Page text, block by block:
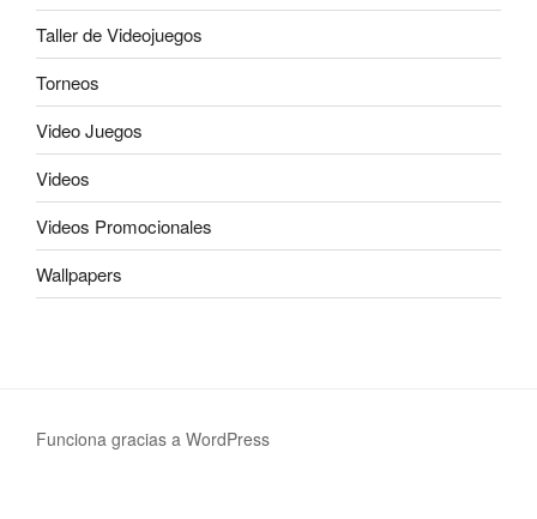
Taller de Videojuegos
Torneos
Video Juegos
Videos
Videos Promocionales
Wallpapers
Funciona gracias a WordPress